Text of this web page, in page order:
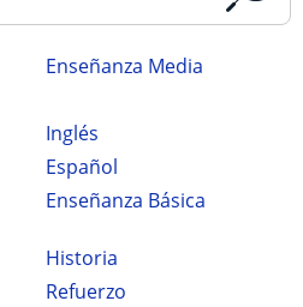
Enseñanza Media
Inglés
Español
Enseñanza Básica
Historia
Refuerzo